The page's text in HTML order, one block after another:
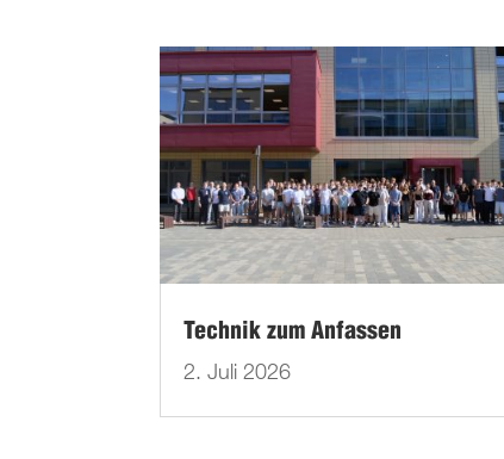
Technik zum Anfassen
2. Juli 2026